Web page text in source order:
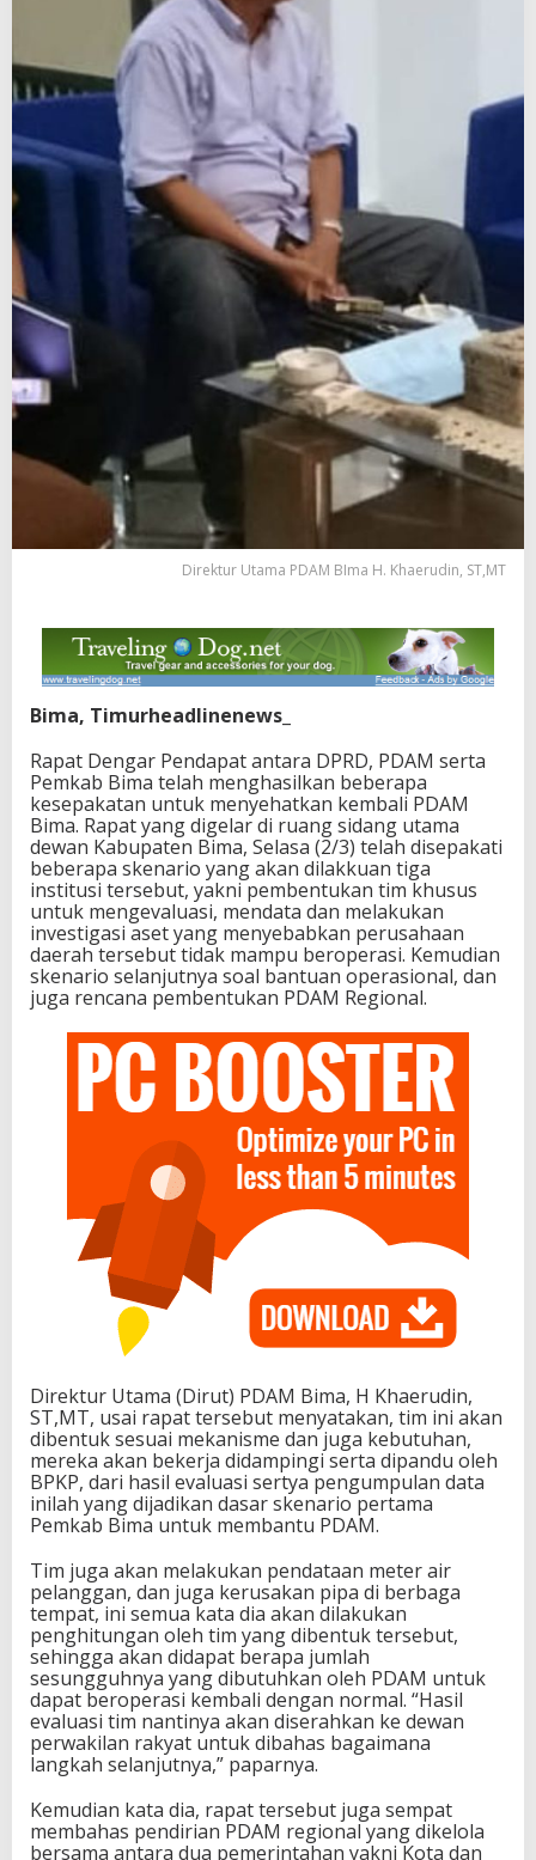
Direktur Utama PDAM BIma H. Khaerudin, ST,MT
Bima, Timurheadlinenews_
Rapat Dengar Pendapat antara DPRD, PDAM serta
Pemkab Bima telah menghasilkan beberapa
kesepakatan untuk menyehatkan kembali PDAM
Bima. Rapat yang digelar di ruang sidang utama
dewan Kabupaten Bima, Selasa (2/3) telah disepakati
beberapa skenario yang akan dilakkuan tiga
institusi tersebut, yakni pembentukan tim khusus
untuk mengevaluasi, mendata dan melakukan
investigasi aset yang menyebabkan perusahaan
daerah tersebut tidak mampu beroperasi. Kemudian
skenario selanjutnya soal bantuan operasional, dan
juga rencana pembentukan PDAM Regional.
Direktur Utama (Dirut) PDAM Bima, H Khaerudin,
ST,MT, usai rapat tersebut menyatakan, tim ini akan
dibentuk sesuai mekanisme dan juga kebutuhan,
mereka akan bekerja didampingi serta dipandu oleh
BPKP, dari hasil evaluasi sertya pengumpulan data
inilah yang dijadikan dasar skenario pertama
Pemkab Bima untuk membantu PDAM.
Tim juga akan melakukan pendataan meter air
pelanggan, dan juga kerusakan pipa di berbaga
tempat, ini semua kata dia akan dilakukan
penghitungan oleh tim yang dibentuk tersebut,
sehingga akan didapat berapa jumlah
sesungguhnya yang dibutuhkan oleh PDAM untuk
dapat beroperasi kembali dengan normal. “Hasil
evaluasi tim nantinya akan diserahkan ke dewan
perwakilan rakyat untuk dibahas bagaimana
langkah selanjutnya,” paparnya.
Kemudian kata dia, rapat tersebut juga sempat
membahas pendirian PDAM regional yang dikelola
bersama antara dua pemerintahan yakni Kota dan